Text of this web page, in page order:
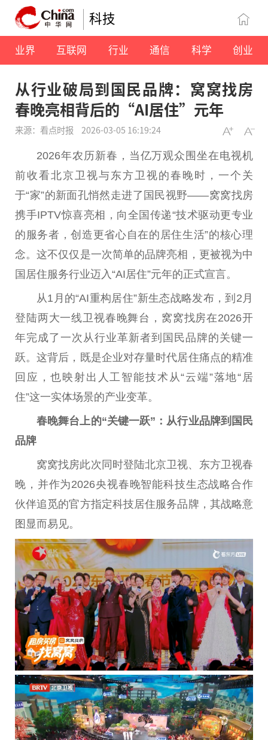
科技
业界 互联网 行业 通信 科学 创业
从行业破局到国民品牌：窝窝找房
春晚亮相背后的“AI居住”元年
来源：看点时报 2026-03-05 16:19:24
2026年农历新春，当亿万观众围坐在电视机
前收看北京卫视与东方卫视的春晚时，一个关
于“家”的新面孔悄然走进了国民视野——窝窝找房
携手IPTV惊喜亮相，向全国传递“技术驱动更专业
的服务者，创造更省心自在的居住生活”的核心理
念。这不仅仅是一次简单的品牌亮相，更被视为中
国居住服务行业迈入“AI居住”元年的正式宣言。
从1月的“AI重构居住”新生态战略发布，到2月
登陆两大一线卫视春晚舞台，窝窝找房在2026开
年完成了一次从行业革新者到国民品牌的关键一
跃。这背后，既是企业对存量时代居住痛点的精准
回应，也映射出人工智能技术从“云端”落地“居
住”这一实体场景的产业变革。
春晚舞台上的“关键一跃”：从行业品牌到国民
品牌
窝窝找房此次同时登陆北京卫视、东方卫视春
晚，并作为2026央视春晚智能科技生态战略合作
伙伴追觅的官方指定科技居住服务品牌，其战略意
图显而易见。